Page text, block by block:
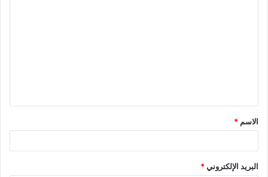
ق
*
الاسم *
البريد الإلكتروني*